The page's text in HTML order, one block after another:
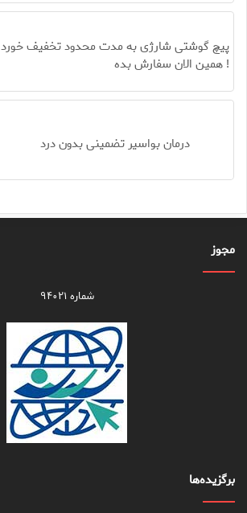
پیچ گوشتی شارژی به مدت محدود تخفیف خورد
! همین الان سفارش بده
درمان بواسیر تضمینی بدون درد
مجوز
شماره ۹۴۰۲۱
برگزیده‌ها